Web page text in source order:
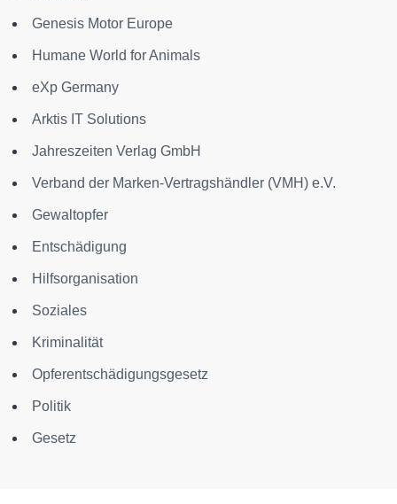
Genesis Motor Europe
Humane World for Animals
eXp Germany
Arktis IT Solutions
Jahreszeiten Verlag GmbH
Verband der Marken-Vertragshändler (VMH) e.V.
Gewaltopfer
Entschädigung
Hilfsorganisation
Soziales
Kriminalität
Opferentschädigungsgesetz
Politik
Gesetz